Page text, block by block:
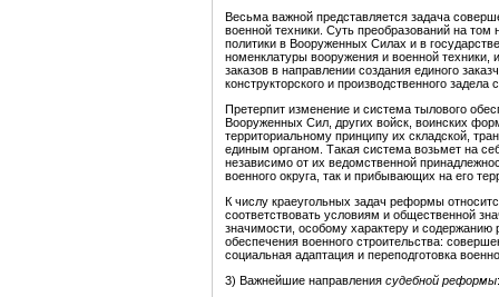
Весьма важной представляется задача
военной техники. Суть преобразований на
политики в Вооруженных Силах и в
номенклатуры вооружения и военной
заказов в направлении создания единого
конструкторского и производственного
Претерпит изменение и система тылового
Вооруженных Сил, других войск, воинских
территориальному принципу их складской,
единым органом. Такая система возьмет на
независимо от их ведомственной
военного округа, так и прибывающих на его
К числу краеугольных задач реформы
соответствовать условиям и общественной
значимости, особому характеру и
обеспечения военного строительства:
социальная адаптация и переподготовка
3) Важнейшие направления судебной реформы: